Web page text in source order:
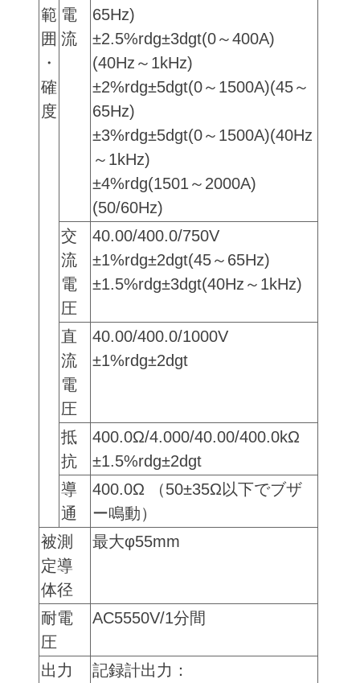
範
囲
・
確
度
電
流
65Hz)
±2.5%rdg±3dgt(0～400A)
(40Hz～1kHz)
±2%rdg±5dgt(0～1500A)(45～
65Hz)
±3%rdg±5dgt(0～1500A)(40Hz
～1kHz)
±4%rdg(1501～2000A)
(50/60Hz)
交
流
電
圧
40.00/400.0/750V
±1%rdg±2dgt(45～65Hz)
±1.5%rdg±3dgt(40Hz～1kHz)
直
流
電
圧
40.00/400.0/1000V
±1%rdg±2dgt
抵
抗
400.0Ω/4.000/40.00/400.0kΩ
±1.5%rdg±2dgt
導
通
400.0Ω （50±35Ω以下でブザ
ー鳴動）
被測
定導
体径
最大φ55mm
耐電
圧
AC5550V/1分間
出力
記録計出力：